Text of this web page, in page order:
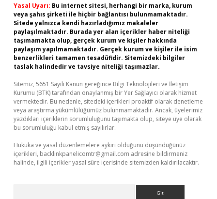
Yasal Uyarı: Bu internet sitesi, herhangi bir marka, kurum
veya şahıs şirketi ile hiçbir bağlantısı bulunmamaktadır.
Sitede yalnızca kendi hazırladığımız makaleler
paylaşılmaktadır. Burada yer alan içerikler haber niteliği
taşımamakta olup, gerçek kurum ve kişiler hakkında
paylaşım yapılmamaktadır. Gerçek kurum ve kişiler ile isim
benzerlikleri tamamen tesadüfidir. Sitemizdeki bilgiler
taslak halindedir ve tavsiye niteliği taşımazlar.
Sitemiz, 5651 Sayılı Kanun gereğince Bilgi Teknolojileri ve İletişim
Kurumu (BTK) tarafından onaylanmış bir Yer Sağlayıcı olarak hizmet
vermektedir. Bu nedenle, sitedeki içerikleri proaktif olarak denetleme
veya araştırma yükümlülüğümüz bulunmamaktadır. Ancak, üyelerimiz
yazdıkları içeriklerin sorumluluğunu taşımakta olup, siteye üye olarak
bu sorumluluğu kabul etmiş sayılırlar.
Hukuka ve yasal düzenlemelere aykırı olduğunu düşündüğünüz
içerikleri, backlinkpanelicomtr@gmail.com adresine bildirmeniz
halinde, ilgili içerikler yasal süre içerisinde sitemizden kaldırılacaktır.